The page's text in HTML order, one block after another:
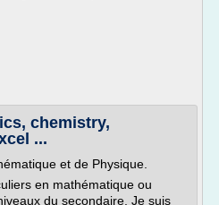
chemistry,
...
et de Physique.
en mathématique ou
du secondaire. Je suis